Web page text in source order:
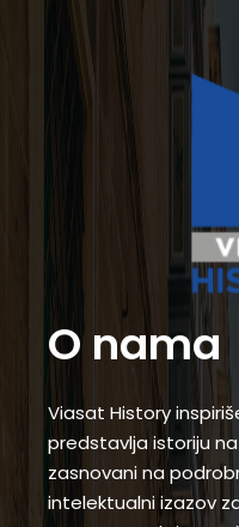
O nama
Viasat History
predstavlja istoriju
zasnovani na
intelektualni izazov